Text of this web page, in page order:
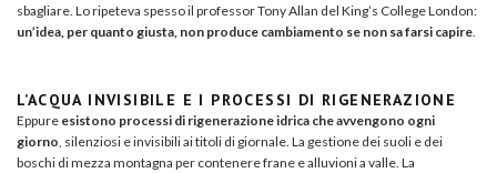
sbagliare. Lo ripeteva spesso il professor Tony Allan del King’s College London:
un’idea, per quanto giusta, non produce cambiamento se non sa farsi capire
L’ACQUA INVISIBILE E I PROCESSI DI RIGENERAZIONE
Eppure esistono processi di rigenerazione idrica che avvengono ogni
giorno , silenziosi e invisibili ai titoli di giornale. La gestione dei suoli e dei
boschi di mezza montagna per contenere frane e alluvioni a valle. La